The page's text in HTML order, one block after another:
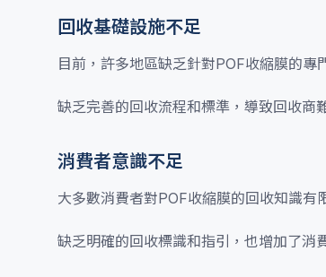
回收基礎設施不足
目前，許多地區缺乏針對POF收縮膜的
缺乏完善的回收流程和標準，導致回收商
消費者意識不足
大多數消費者對POF收縮膜的回收知識有
缺乏明確的回收標識和指引，也增加了消